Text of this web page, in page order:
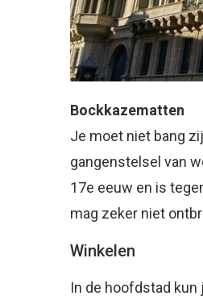
Bockkazematten
Je moet niet bang
gangenstelsel van
17e eeuw en is
mag zeker niet
Winkelen
In de hoofdstad